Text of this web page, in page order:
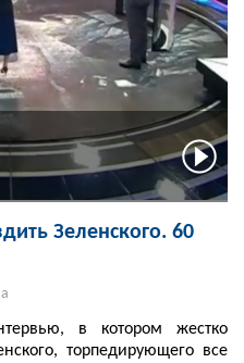
Зеленского. 60
в котором жестко
торпедирующего все